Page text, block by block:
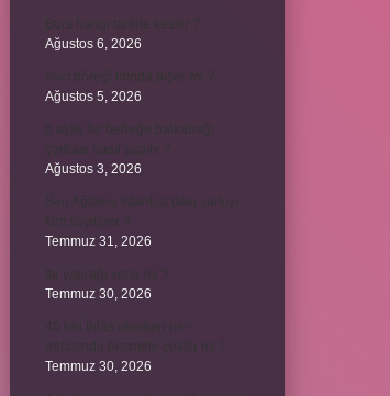
Ağustos 6, 2026
Ağustos 5, 2026
Ağustos 3, 2026
Temmuz 31, 2026
Temmuz 30, 2026
Temmuz 30, 2026